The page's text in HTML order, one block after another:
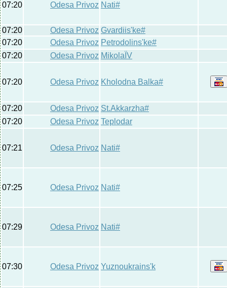
07:20 Odesa Privoz Nati#
07:20 Odesa Privoz Gvardiis'ke#
07:20
Odesa Privoz Petrodolins'ke#
07:20
Odesa Privoz MikolaЇV
07:20 Odesa Privoz Kholodna Balka#
07:20 Odesa Privoz St.Akkarzha#
07:20
Odesa Privoz Teplodar
07:21 Odesa Privoz Nati#
07:25 Odesa Privoz Nati#
07:29 Odesa Privoz Nati#
07:30 Odesa Privoz Yuznoukraіns'k